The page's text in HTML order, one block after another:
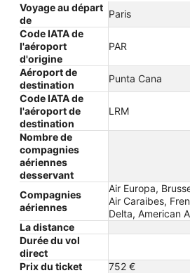
Voyage au départ
de
Paris
Code IATA de
l'aéroport
d'origine
PAR
Aéroport de
destination
Punta Cana
Code IATA de
l'aéroport de
destination
LRM
Nombre de
compagnies
aériennes
desservant
Compagnies
aériennes
Air Europa,
Air Caraibes,
Delta, American
La distance
Durée du vol
direct
Prix ​​du ticket
752 €